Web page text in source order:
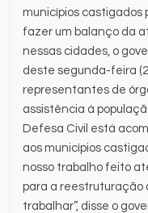
municípios castigados
fazer um balanço da
nessas cidades, o
deste segunda-feira
representantes de
assistência à
Defesa Civil está
aos municípios
nosso trabalho feito
para a reestruturação
trabalhar”, disse o